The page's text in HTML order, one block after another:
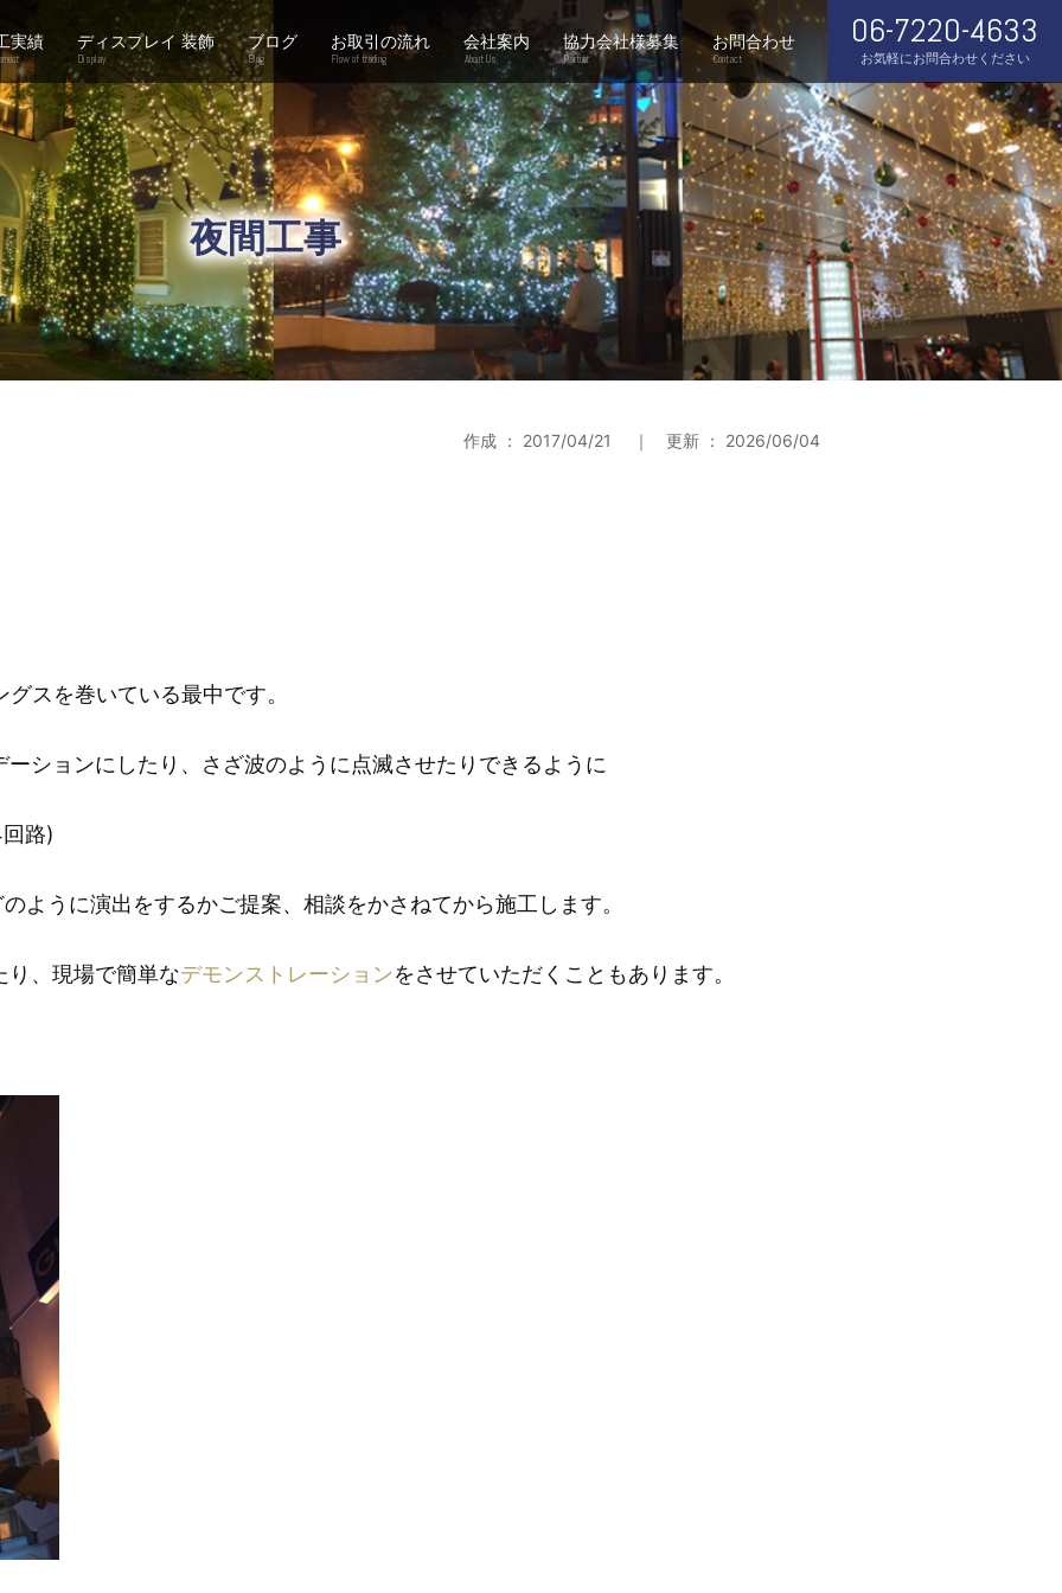
実績 ディスプレイ 装飾
Display
ブログ
Blog
お取引の流れ
Flow of trading
会社案内
About Us
協力会社様募集
Partner
お問合わせ
Contact
06-7220-4633
お気軽にお問合わせください
夜間工事
作成 ： 2017/04/21 ｜ 更新 ： 2026/06/04
スを巻いている最中です。
ーションにしたり、さざ波のように点滅させたりできるように
路)
ように演出をするかご提案、相談をかさねてから施工します。
り、現場で簡単なデモンストレーションをさせていただくこともあります。